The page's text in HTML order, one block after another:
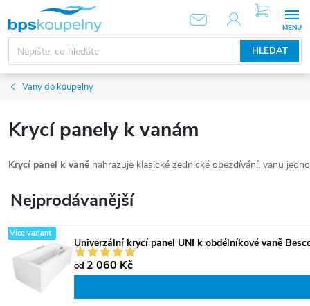
obsah
HLEDAT
NÁKUPNÍ
KOŠÍK
Vany do koupelny
Krycí panely k vanám
Krycí panel k vaně nahrazuje klasické zednické obezdívání, vanu
Nejprodávanější
Více variant
Univerzální krycí panel UNI k obdélníkové vaně
od 2 060 Kč